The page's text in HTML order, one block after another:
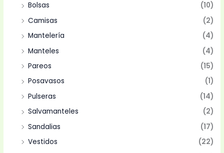
Bolsas
(10)
Camisas
(2)
Mantelería
(4)
Manteles
(4)
Pareos
(15)
Posavasos
(1)
Pulseras
(14)
Salvamanteles
(2)
Sandalias
(17)
Vestidos
(22)